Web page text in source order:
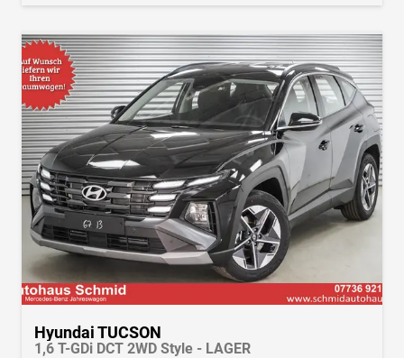
Hyundai TUCSON
1,6 T-GDi DCT 2WD Style - LAGER